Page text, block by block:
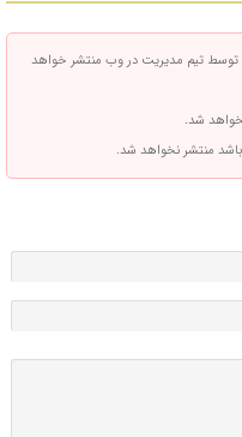
توسط تیم مدیریت در وب منتشر خواهد
شد.
باشد منتشر نخواهد شد.